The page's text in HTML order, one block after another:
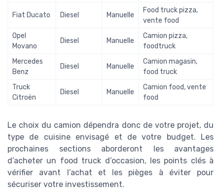
Fiat Ducato Diesel Manuelle
Food truck pizza,
vente food
Opel
Movano
Diesel Manuelle
Camion pizza,
foodtruck
Mercedes
Benz
Diesel Manuelle
Camion magasin,
food truck
Truck
Citroën
Diesel Manuelle
Camion food, vente
food
Le choix du camion dépendra donc de votre projet, du
type de cuisine envisagé et de votre budget. Les
prochaines sections aborderont les avantages
d’acheter un food truck d’occasion, les points clés à
vérifier avant l’achat et les pièges à éviter pour
sécuriser votre investissement.